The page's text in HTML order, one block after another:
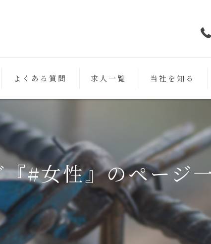
よくある質問 求人一覧 当社を知る
未経験
働きやすい
スキルアップ
女性
#女性』のページ